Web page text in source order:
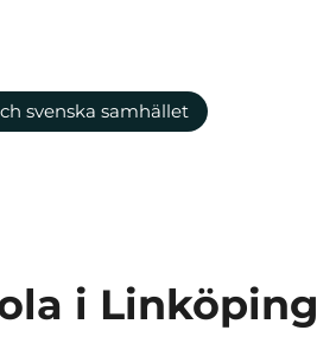
svenska samhället
i Linköping